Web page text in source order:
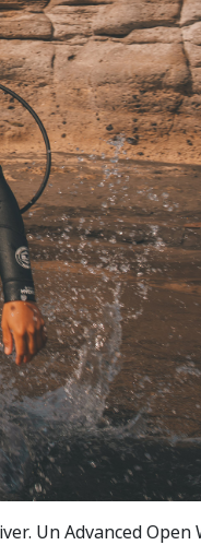
Un Advanced Open